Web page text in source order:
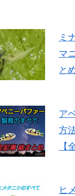
ミ
マ
と
ア
方
【
ヒ